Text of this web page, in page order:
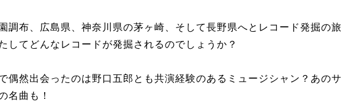
調布、広島県、神奈川県の茅ヶ崎、そして長野県へとレコード発掘の旅
してどんなレコードが発掘されるのでしょうか？
偶然出会ったのは野口五郎とも共演経験のあるミュージシャン？あのサ
名曲も！